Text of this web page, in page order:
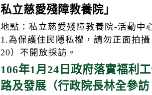
私立慈愛殘障教養院」
地點：私立慈愛殘障教養院-活動中
1.為保護住民隱私權，請勿正面拍
20）不開放採訪。
106年1月24日政府落實福利
路及發展（行政院長林全參